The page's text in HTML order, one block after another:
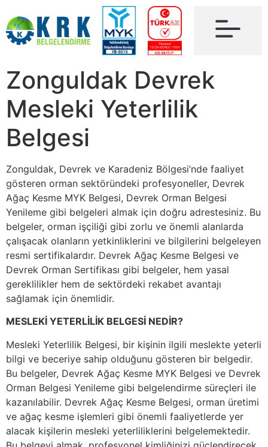
Zonguldak Devrek
Mesleki Yeterlilik
Belgesi
Zonguldak, Devrek ve Karadeniz Bölgesi’nde faaliyet
gösteren orman sektöründeki profesyoneller, Devrek
Ağaç Kesme MYK Belgesi, Devrek Orman Belgesi
Yenileme gibi belgeleri almak için doğru adrestesiniz. Bu
belgeler, orman işçiliği gibi zorlu ve önemli alanlarda
çalışacak olanların yetkinliklerini ve bilgilerini belgeleyen
resmi sertifikalardır. Devrek Ağaç Kesme Belgesi ve
Devrek Orman Sertifikası gibi belgeler, hem yasal
gereklilikler hem de sektördeki rekabet avantajı
sağlamak için önemlidir.
MESLEKİ YETERLİLİK BELGESİ NEDİR?
Mesleki Yeterlilik Belgesi, bir kişinin ilgili meslekte yeterli
bilgi ve beceriye sahip olduğunu gösteren bir belgedir.
Bu belgeler, Devrek Ağaç Kesme MYK Belgesi ve Devrek
Orman Belgesi Yenileme gibi belgelendirme süreçleri ile
kazanılabilir. Devrek Ağaç Kesme Belgesi, orman üretimi
ve ağaç kesme işlemleri gibi önemli faaliyetlerde yer
alacak kişilerin mesleki yeterliliklerini belgelemektedir.